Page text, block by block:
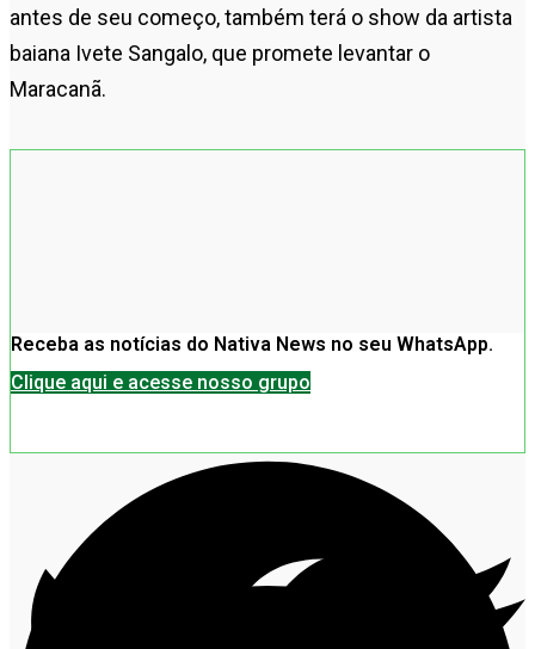
antes de seu começo, também terá o show da artista
baiana Ivete Sangalo, que promete levantar o
Maracanã.
Receba as notícias do Nativa News no seu WhatsApp.
Clique aqui e acesse nosso grupo